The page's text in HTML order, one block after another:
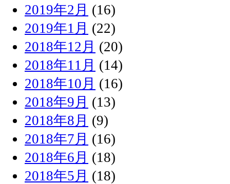
2019年2月 (16)
2019年1月 (22)
2018年12月 (20)
2018年11月 (14)
2018年10月 (16)
2018年9月 (13)
2018年8月 (9)
2018年7月 (16)
2018年6月 (18)
2018年5月 (18)